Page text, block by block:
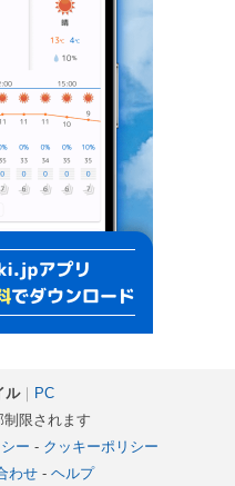
ル｜ PC
限されます
ー - クッキーポリシー
わせ- ヘルプ